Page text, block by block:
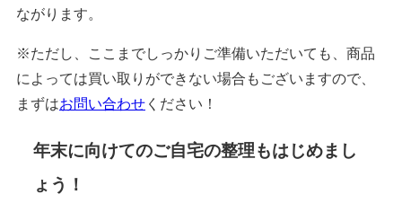
ながります。
※ただし、ここまでしっかりご準備いただいても、商品
によっては買い取りができない場合もございますので、
まずはお問い合わせ ください！
年末に向けてのご自宅の整理もはじめまし
ょう！